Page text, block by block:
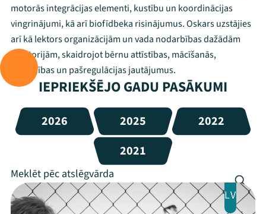
motorās integrācijas elementi, kustību un koordinācijas
vingrinājumi, kā arī biofīdbeka risinājumus. Oskars uzstājies
arī kā lektors organizācijām un vada nodarbības dažādām
auditorijām, skaidrojot bērnu attīstības, mācīšanās,
uzmanības un pašregulācijas jautājumus.
IEPRIEKŠĒJO GADU PASĀKUMI
2026 2025
2022
2021
LV